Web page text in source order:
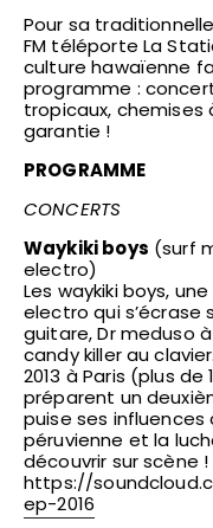
Pour sa
FM téléporte La
culture hawaïenne
programme :
tropicaux,
garantie !
PROGRAMME
CONCERTS
Waykiki boys (surf
electro)
Les waykiki boys,
electro qui s’écrase
guitare, Dr meduso
candy killer au
2013 à Paris (plus
préparent un
puise ses
péruvienne et la
découvrir sur scène !
https://
ep-2016